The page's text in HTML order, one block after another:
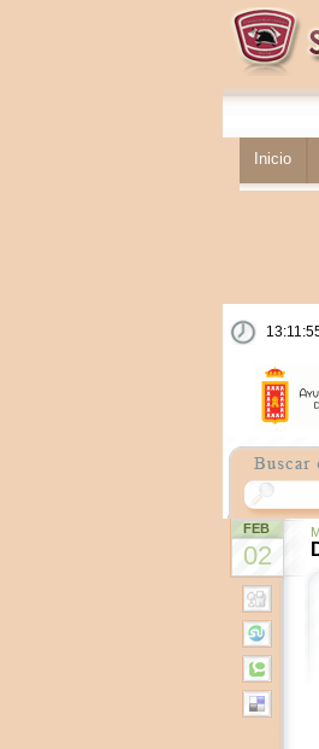
Inicio
FEB
02